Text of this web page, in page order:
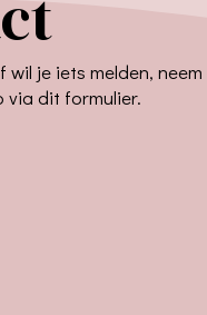
wil je iets melden,
via dit formulier.